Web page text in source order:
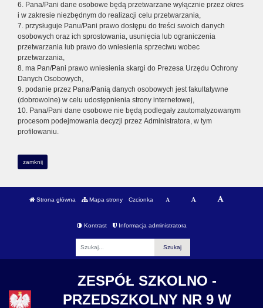
6. Pana/Pani dane osobowe będą przetwarzane wyłącznie przez okres
i w zakresie niezbędnym do realizacji celu przetwarzania,
7. przysługuje Panu/Pani prawo dostępu do treści swoich danych
osobowych oraz ich sprostowania, usunięcia lub ograniczenia
przetwarzania lub prawo do wniesienia sprzeciwu wobec
przetwarzania,
8. ma Pan/Pani prawo wniesienia skargi do Prezesa Urzędu Ochrony
Danych Osobowych,
9. podanie przez Pana/Panią danych osobowych jest fakultatywne
(dobrowolne) w celu udostępnienia strony internetowej,
10. Pana/Pani dane osobowe nie będą podlegały zautomatyzowanym
procesom podejmowania decyzji przez Administratora, w tym
profilowaniu.
zamknij
Strona główna Mapa strony Czcionka
Kontrast Informacja administratora
ZESPÓŁ SZKOLNO -
PRZEDSZKOLNY NR 9 W